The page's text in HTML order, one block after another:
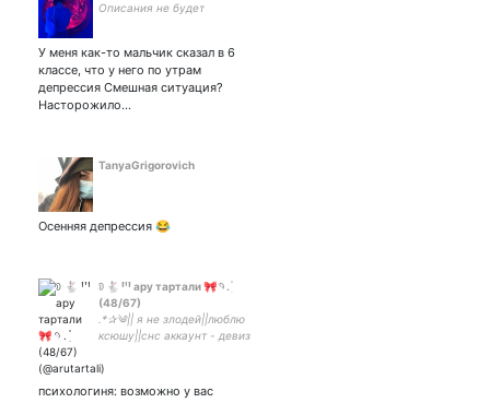
Описания не будет
У меня как-то мальчик сказал в 6
классе, что у него по утрам
депрессия Смешная ситуация?
Насторожило…
TanyaGrigorovich
Осенняя депрессия 😂
𖠗 🐇 ꞋꞌꞋ ару тартали 🎀 𓄹 . ִ ֗
(48/67)
.*✰༄|| я не злодей||люблю
ксюшу||снс аккаунт - девиз
целуются||парная с гфшкой
психологиня: возможно у вас